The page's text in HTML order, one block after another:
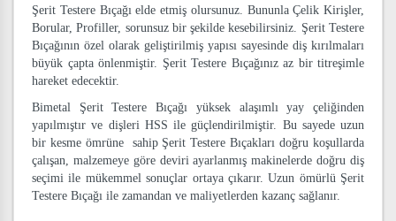
Şerit Testere Bıçağı elde etmiş olursunuz. Bununla Çelik Kirişler,
Borular, Profiller, sorunsuz bir şekilde kesebilirsiniz. Şerit Testere
Bıçağının özel olarak geliştirilmiş yapısı sayesinde diş kırılmaları
büyük çapta önlenmiştir. Şerit Testere Bıçağınız az bir titreşimle
hareket edecektir.
Bimetal Şerit Testere Bıçağı yüksek alaşımlı yay çeliğinden
yapılmıştır ve dişleri HSS ile güçlendirilmiştir. Bu sayede uzun
bir kesme ömrüne sahip Şerit Testere Bıçakları doğru koşullarda
çalışan, malzemeye göre deviri ayarlanmış makinelerde doğru diş
seçimi ile mükemmel sonuçlar ortaya çıkarır. Uzun ömürlü Şerit
Testere Bıçağı ile zamandan ve maliyetlerden kazanç sağlanır.